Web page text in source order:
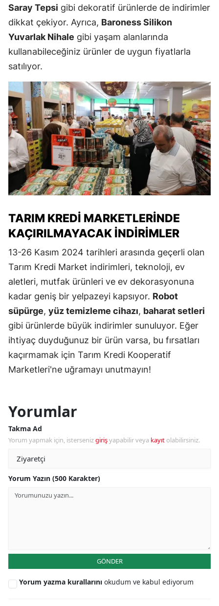
Saray Tepsi gibi dekoratif ürünlerde de indirimler
dikkat çekiyor. Ayrıca, Baroness Silikon
Yuvarlak Nihale gibi yaşam alanlarında
kullanabileceğiniz ürünler de uygun fiyatlarla
satılıyor.
TARIM KREDI MARKETLERINDE
KAÇIRILMAYACAK İNDIRIMLER
13-26 Kasım 2024 tarihleri arasında geçerli olan
Tarım Kredi Market indirimleri, teknoloji, ev
aletleri, mutfak ürünleri ve ev dekorasyonuna
kadar geniş bir yelpazeyi kapsıyor. Robot
süpürge, yüz temizleme cihazı, baharat setleri
gibi ürünlerde büyük indirimler sunuluyor. Eğer
ihtiyaç duyduğunuz bir ürün varsa, bu fırsatları
kaçırmamak için Tarım Kredi Kooperatif
Marketleri'ne uğramayı unutmayın!
Yorumlar
Takma Ad
Yorum yapmak için, istersenizgirişyapabilir veya kayıt olabilirsiniz.
Yorum Yazın (500 Karakter)
GÖNDER
Yorum yazma kurallarını okudum ve kabul ediyorum